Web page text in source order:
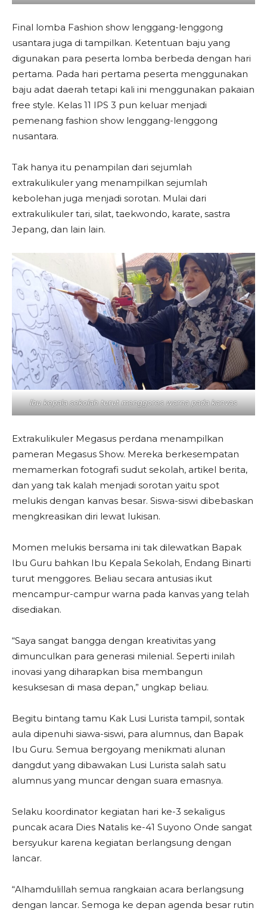
Final lomba Fashion show lenggang-lenggong
usantara juga di tampilkan. Ketentuan baju yang
digunakan para peserta lomba berbeda dengan hari
pertama. Pada hari pertama peserta menggunakan
baju adat daerah tetapi kali ini menggunakan pakaian
free style. Kelas 11 IPS 3 pun keluar menjadi
pemenang fashion show lenggang-lenggong
nusantara.
Tak hanya itu penampilan dari sejumlah
extrakulikuler yang menampilkan sejumlah
kebolehan juga menjadi sorotan. Mulai dari
extrakulikuler tari, silat, taekwondo, karate, sastra
Jepang, dan lain lain.
Ibu kepala sekolah turut menggores warna pada kanvas
Extrakulikuler Megasus perdana menampilkan
pameran Megasus Show. Mereka berkesempatan
memamerkan fotografi sudut sekolah, artikel berita,
dan yang tak kalah menjadi sorotan yaitu spot
melukis dengan kanvas besar. Siswa-siswi dibebaskan
mengkreasikan diri lewat lukisan.
Momen melukis bersama ini tak dilewatkan Bapak
Ibu Guru bahkan Ibu Kepala Sekolah, Endang Binarti
turut menggores. Beliau secara antusias ikut
mencampur-campur warna pada kanvas yang telah
disediakan.
“Saya sangat bangga dengan kreativitas yang
dimunculkan para generasi milenial. Seperti inilah
inovasi yang diharapkan bisa membangun
kesuksesan di masa depan,” ungkap beliau.
Begitu bintang tamu Kak Lusi Lurista tampil, sontak
aula dipenuhi siawa-siswi, para alumnus, dan Bapak
Ibu Guru. Semua bergoyang menikmati alunan
dangdut yang dibawakan Lusi Lurista salah satu
alumnus yang muncar dengan suara emasnya.
Selaku koordinator kegiatan hari ke-3 sekaligus
puncak acara Dies Natalis ke-41 Suyono Onde sangat
bersyukur karena kegiatan berlangsung dengan
lancar.
“Alhamdulillah semua rangkaian acara berlangsung
dengan lancar. Semoga ke depan agenda besar rutin